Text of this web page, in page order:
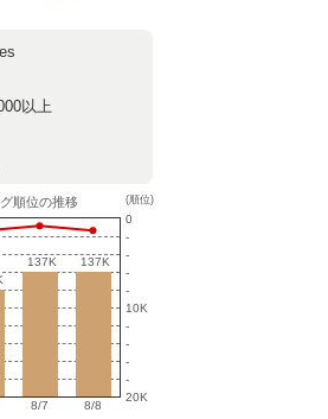
以上
順位の推移
137K
137K 137K
137K
8/7 8/8
(順位)
0
-
-
-
-
10K
-
-
-
-
20K